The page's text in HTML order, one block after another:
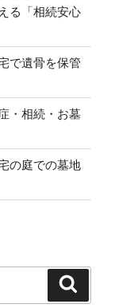
る「相続安心
で遺骨を保管
・相続・お墓
の庭での墓地